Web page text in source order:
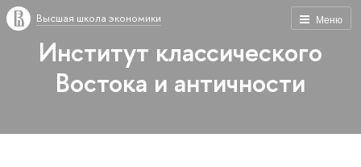
Меню
Высшая школа экономики
Институт классического
Востока и античности